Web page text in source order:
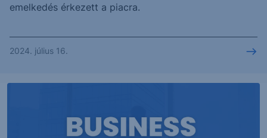
emelkedés érkezett a piacra.
2024. július 16.